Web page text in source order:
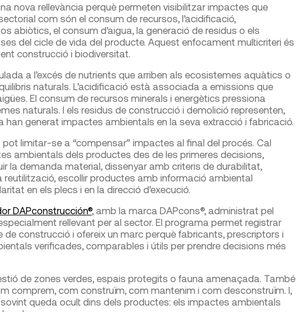
nova rellevància perquè permeten visibilitzar impactes que
com són el consum de recursos, l’acidificació,
abiòtics, el consum d’aigua, la generació de residus o els
del cicle de vida del producte. Aquest enfocament multicriteri és
construcció i biodiversitat.
a l’excés de nutrients que arriben als ecosistemes aquàtics o
naturals. L’acidificació està associada a emissions que
El consum de recursos minerals i energètics pressiona
naturals. I els residus de construcció i demolició representen,
han generat impactes ambientals en la seva extracció i fabricació.
limitar-se a “compensar” impactes al final del procés. Cal
ambientals dels productes des de les primeres decisions,
la demanda material, dissenyar amb criteris de durabilitat,
escollir productes amb informació ambiental
en els plecs i en la direcció d’execució.
DAPconstrucción®, amb la marca DAPcons®, administrat pel
rellevant per al sector. El programa permet registrar
construcció i ofereix un marc perquè fabricants, prescriptors i
verificades, comparables i útils per prendre decisions més
de zones verdes, espais protegits o fauna amenaçada. També
comprem, com construïm, com mantenim i com desconstruïm. I,
queda ocult dins dels productes: els impactes ambientals